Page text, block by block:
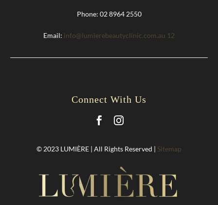
Phone: 02 8964 2550
Email: info@lumierebeautyclinic.com.au 12
Connect With Us
© 2023 LUMIÈRE | All Rights Reserved | Sitemap